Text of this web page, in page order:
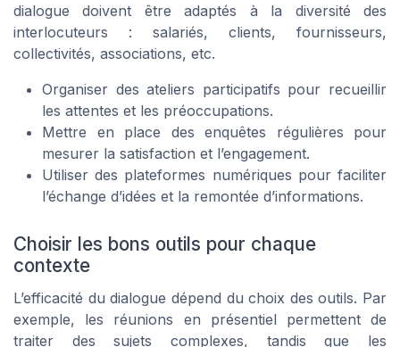
dialogue doivent être adaptés à la diversité des
interlocuteurs : salariés, clients, fournisseurs,
collectivités, associations, etc.
Organiser des ateliers participatifs pour recueillir
les attentes et les préoccupations.
Mettre en place des enquêtes régulières pour
mesurer la satisfaction et l’engagement.
Utiliser des plateformes numériques pour faciliter
l’échange d’idées et la remontée d’informations.
Choisir les bons outils pour chaque
contexte
L’efficacité du dialogue dépend du choix des outils. Par
exemple, les réunions en présentiel permettent de
traiter des sujets complexes, tandis que les